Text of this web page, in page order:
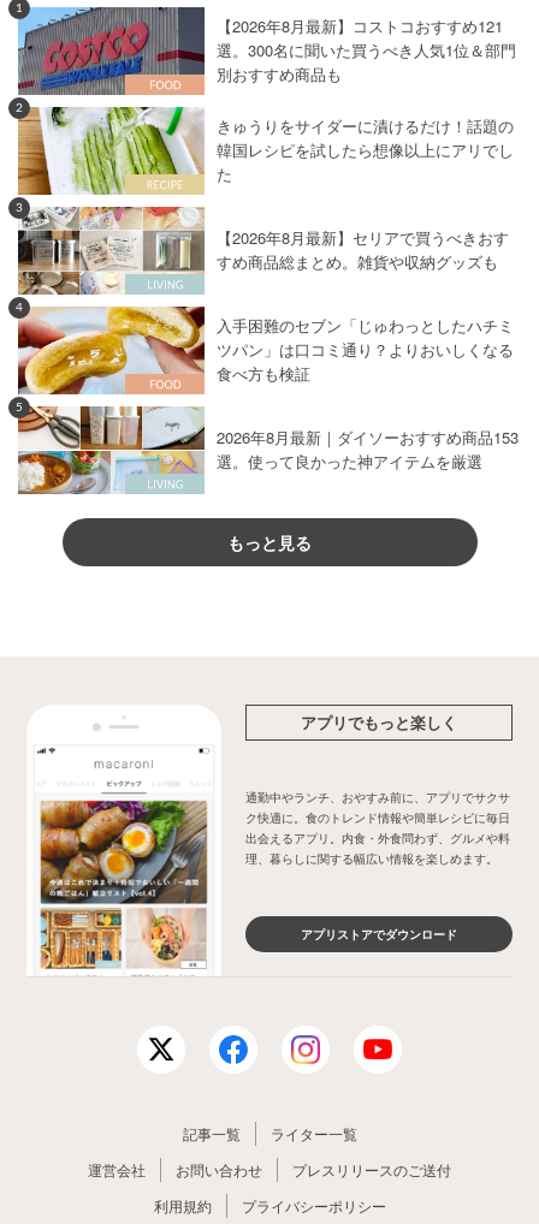
1
【2026年8月最新】コストコおすすめ121
選。300名に聞いた買うべき人気1位＆部門
別おすすめ商品も
2
きゅうりをサイダーに漬けるだけ！話題の
韓国レシピを試したら想像以上にアリでし
た
3
【2026年8月最新】セリアで買うべきおす
すめ商品総まとめ。雑貨や収納グッズも
4
入手困難のセブン「じゅわっとしたハチミ
ツパン」は口コミ通り？よりおいしくなる
食べ方も検証
5
2026年8月最新｜ダイソーおすすめ商品153
選。使って良かった神アイテムを厳選
もっと見る
アプリでもっと楽しく
通勤中やランチ、おやすみ前に、アプリでサクサ
ク快適に。食のトレンド情報や簡単レシピに毎日
出会えるアプリ。内食・外食問わず、グルメや料
理、暮らしに関する幅広い情報を楽しめます。
アプリストアでダウンロード
記事一覧
ライター一覧
運営会社
お問い合わせ
プレスリリースのご送付
利用規約
プライバシーポリシー